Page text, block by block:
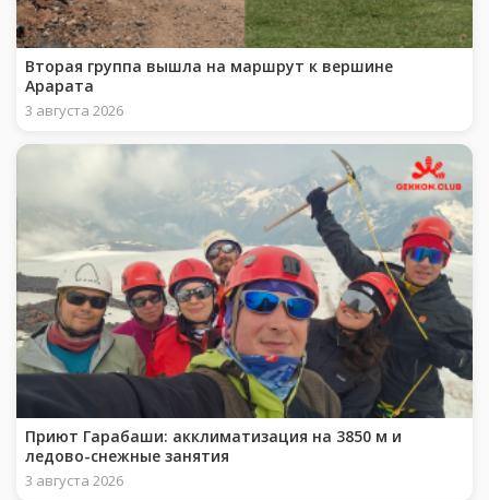
Вторая группа вышла на маршрут к вершине
Арарата
3 августа 2026
Приют Гарабаши: акклиматизация на 3850 м и
ледово-снежные занятия
3 августа 2026